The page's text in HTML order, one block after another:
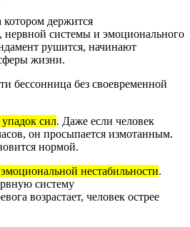
держится
нервной системы и эмоционального
рушится, начинают
жизни.
бессонница без своевременной
сил. Даже если человек
он просыпается измотанным.
нормой.
нестабильности.
систему
возрастает, человек острее